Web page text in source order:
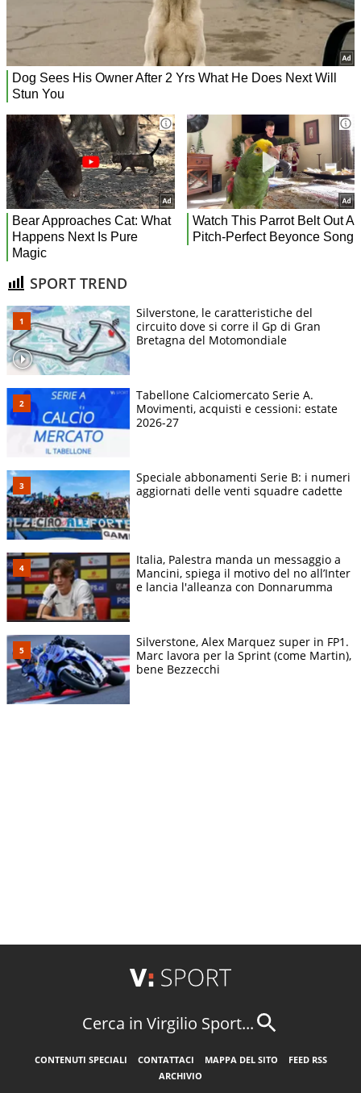
SPORT TREND
Silverstone, le caratteristiche del
circuito dove si corre il Gp di Gran
Bretagna del Motomondiale
Tabellone Calciomercato Serie A.
Movimenti, acquisti e cessioni: estate
2026-27
Speciale abbonamenti Serie B: i numeri
aggiornati delle venti squadre cadette
Italia, Palestra manda un messaggio a
Mancini, spiega il motivo del no all’Inter
e lancia l'alleanza con Donnarumma
Silverstone, Alex Marquez super in FP1.
Marc lavora per la Sprint (come Martin),
bene Bezzecchi
Cerca in Virgilio Sport...
CONTENUTI SPECIALI CONTATTACI MAPPA DEL SITO
FEED RSS
ARCHIVIO